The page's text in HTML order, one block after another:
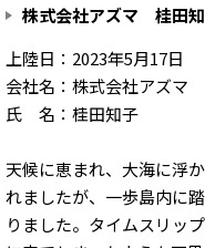
株式会社アズマ 桂田
上陸日：2023年5月17日
会社名：株式会社アズマ
氏 名：桂田知子
天候に恵まれ、大海に浮
れましたが、一歩島内に
りました。タイムスリッ